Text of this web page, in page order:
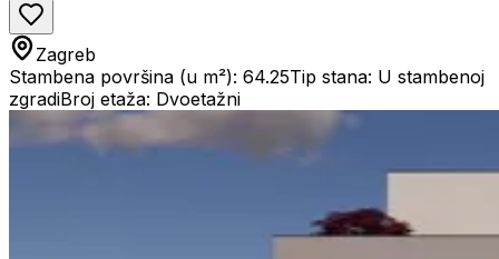
Zagreb
Stambena površina (u m²): 64.25Tip stana: U stambenoj
zgradiBroj etaža: Dvoetažni